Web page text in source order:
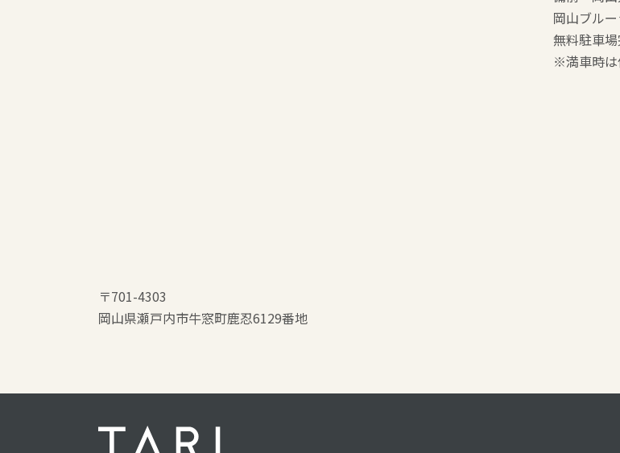
〒701-4303
岡山県瀬戸内市牛窓町鹿忍6129番地
岡山ブル
無料駐車場
※満車時は